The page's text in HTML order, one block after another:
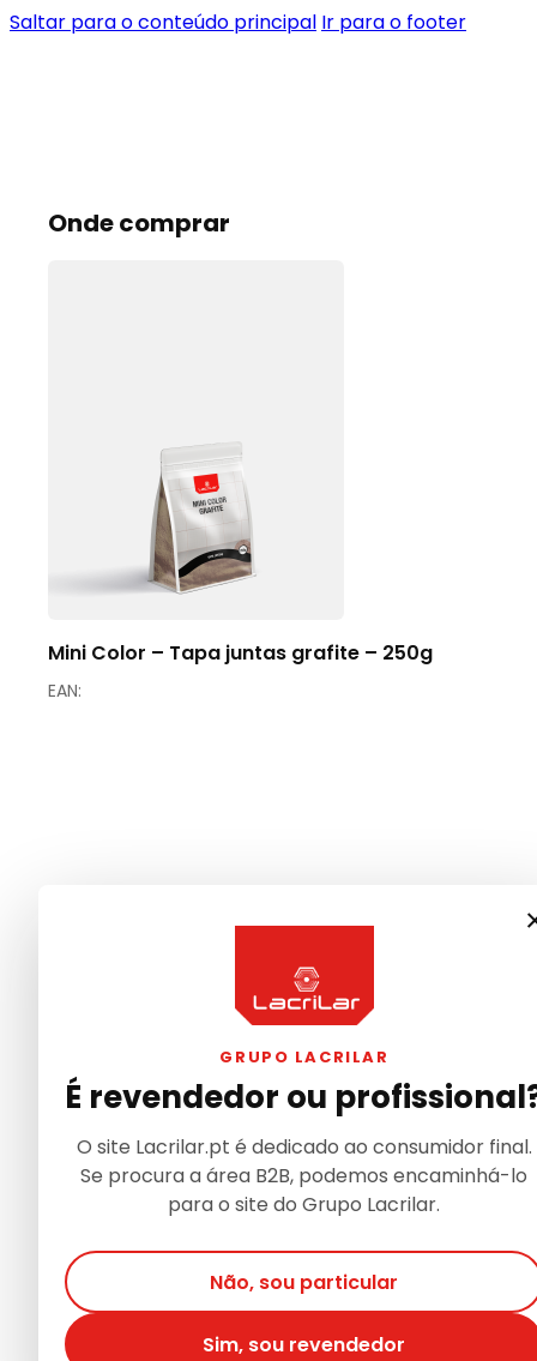
Saltar para o conteúdo principal Ir para o footer
Onde comprar
Mini Color – Tapa juntas grafite – 250g
EAN:
GRUPO LACRILAR
É revendedor ou
O site Lacrilar.pt é dedicado ao consumidor final.
Se procura a área B2B, podemos encaminhá-lo
para o site do Grupo Lacrilar.
Não, sou particular
Sim, sou revendedor